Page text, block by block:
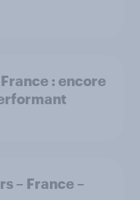
: encore
– France –